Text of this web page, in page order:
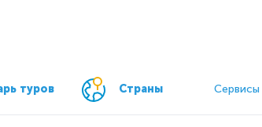
туров Страны Сервисы